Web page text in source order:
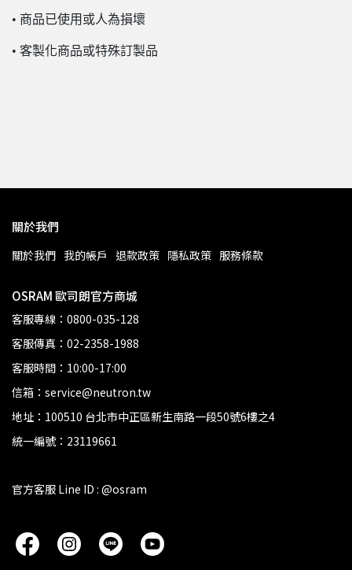
• 商品已使用或人為損壞
• 客製化商品或特殊訂製品
關於我們
關於我們 我的帳戶 退款政策 隱私政策 服務條款
OSRAM 歐司朗官方商城
客服專線：0800-035-128
客服傳真：02-2358-1988
客服時間：10:00-17:00
信箱：service@neutron.tw
地址：100510 台北市中正區新生南路一段50號6樓之4
統一編號：23119661
官方客服 Line ID : @osram